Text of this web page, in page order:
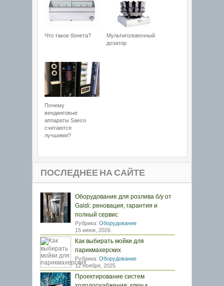
Что такое бонета?
Мультиголовочный
дозатор
Почему
вендинговые
аппараты Saeco
считаются
лучшими?
ПОСЛЕДНЕЕ НА САЙТЕ
Оборудование для розлива б/у от
Galdi: реновация, гарантия и
полный сервис
Рубрика: Оборудование
15 июня, 2026
Как выбирать мойки для
парикмахерских
Рубрика: Оборудование
12 ноября, 2025
Проектирование систем